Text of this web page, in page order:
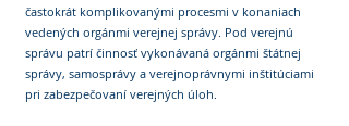
častokrát komplikovanými procesmi v konaniach
vedených orgánmi verejnej správy. Pod verejnú
správu patrí činnosť vykonávaná orgánmi štátnej
správy, samosprávy a verejnoprávnymi inštitúciami
pri zabezpečovaní verejných úloh.